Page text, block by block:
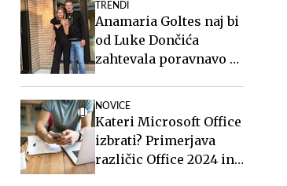
TRENDI
Anamaria Goltes naj bi
od Luke Dončića
zahtevala poravnavo v
NOVICE
Kateri Microsoft Office
izbrati? Primerjava
različic Office 2024 in